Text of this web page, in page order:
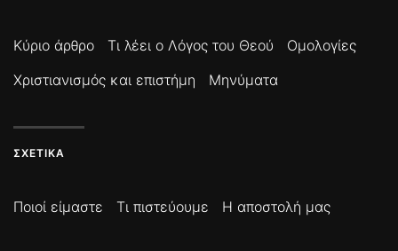
Κύριο άρθρο Τι λέει ο Λόγος του Θεού
Ομολογίες
Χριστιανισμός και επιστήμη
Μηνύματα
ΣΧΕΤΙΚΆ
Ποιοί είμαστε Τι πιστεύουμε Η αποστολή μας